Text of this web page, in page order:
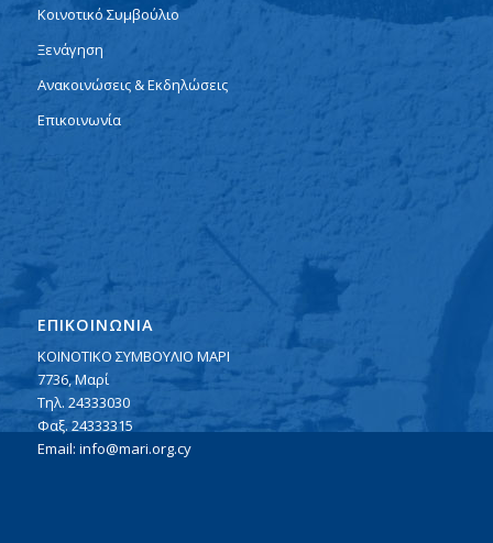
Κοινοτικό Συμβούλιο
Ξενάγηση
Ανακοινώσεις & Εκδηλώσεις
Επικοινωνία
ΕΠΙΚΟΙΝΩΝΙΑ
ΚΟΙΝΟΤΙΚΟ ΣΥΜΒΟΥΛΙΟ ΜΑΡΙ
7736, Μαρί
Τηλ. 24333030
Φαξ. 24333315
Email: info@mari.org.cy